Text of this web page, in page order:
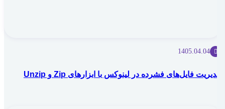
1405.04.04
مدیریت فایل‌های فشرده در لینوکس با ابزارهای Zip و Unzip